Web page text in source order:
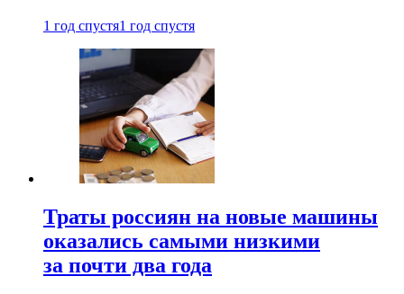
1 год спустя1 год спустя
Траты россиян на новые машины
оказались самыми низкими
за почти два года